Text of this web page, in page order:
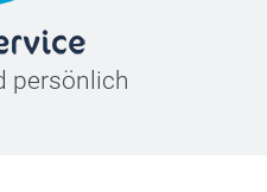
persönlich